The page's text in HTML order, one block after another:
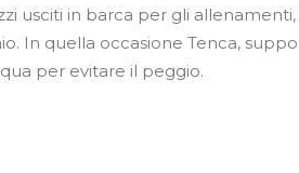
usciti in barca per gli allenamenti,
In quella occasione Tenca,
per evitare il peggio.